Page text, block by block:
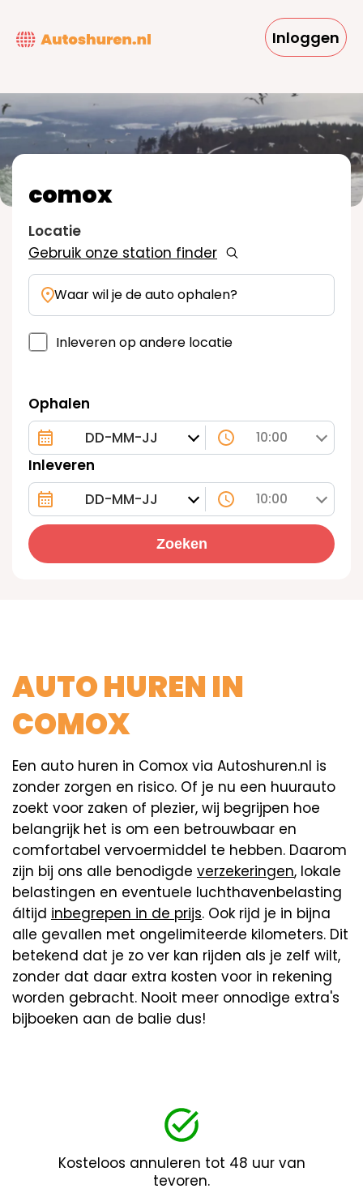
naar
gaan
Inloggen
Ophalen
10:00
Inleveren
10:00
Zoeken
comox
Gebruik onze station finder
Locatie
Waar wil je de auto ophalen?
Inleveren op andere locatie
AUTO HUREN IN
COMOX
Een auto huren in Comox via Autoshuren.nl is
zonder zorgen en risico. Of je nu een huurauto
zoekt voor zaken of plezier, wij begrijpen hoe
belangrijk het is om een betrouwbaar en
comfortabel vervoermiddel te hebben. Daarom
zijn bij ons alle benodigde verzekeringen, lokale
belastingen en eventuele luchthavenbelasting
áltijd inbegrepen in de prijs. Ook rijd je in bijna
alle gevallen met ongelimiteerde kilometers. Dit
betekend dat je zo ver kan rijden als je zelf wilt,
zonder dat daar extra kosten voor in rekening
worden gebracht. Nooit meer onnodige extra's
bijboeken aan de balie dus!
Kosteloos annuleren tot 48 uur van
tevoren.